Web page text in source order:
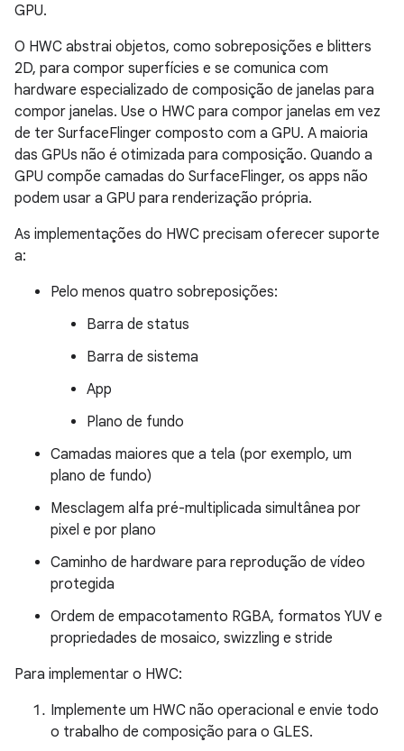
GPU.
O HWC abstrai objetos, como sobreposições e blitters
2D, para compor superfícies e se comunica com
hardware especializado de composição de janelas para
compor janelas. Use o HWC para compor janelas em vez
de ter SurfaceFlinger composto com a GPU. A maioria
das GPUs não é otimizada para composição. Quando a
GPU compõe camadas do SurfaceFlinger, os apps não
podem usar a GPU para renderização própria.
As implementações do HWC precisam oferecer suporte
a:
Pelo menos quatro sobreposições:
Barra de status
Barra de sistema
App
Plano de fundo
Camadas maiores que a tela (por exemplo, um
plano de fundo)
Mesclagem alfa pré-multiplicada simultânea por
pixel e por plano
Caminho de hardware para reprodução de vídeo
protegida
Ordem de empacotamento RGBA, formatos YUV e
propriedades de mosaico, swizzling e stride
Para implementar o HWC:
Implemente um HWC não operacional e envie todo
o trabalho de composição para o GLES.